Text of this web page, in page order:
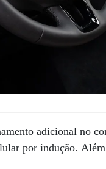
adicional no
por indução.